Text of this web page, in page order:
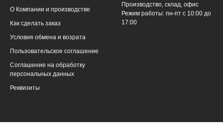
О Компании и производстве
Как сделать заказ
Условия обмена и возрата
Пользовательское соглашение
Соглашение на обработку
персональных данных
Реквизиты
Производство, склад, офис
Режим работы: пн-пт с 10:00 до
17:00